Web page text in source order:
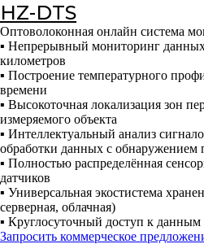
HZ-DTS
Оптоволоконная онлайн система
▪ Непрерывный мониторинг
километров
▪ Построение температурного
времени
▪ Высокоточная локализация зон
измеряемого объекта
▪ Интеллектуальный анализ
обработки данных с обнаружением
▪ Полностью распределённая
датчиков
▪ Универсальная экостистема
серверная, облачная)
▪ Круглосуточный доступ к данным
Запросить коммерческое